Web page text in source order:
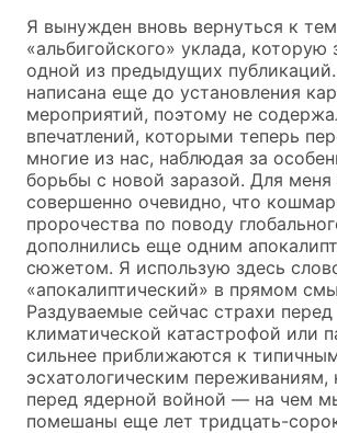
Я вынужден вновь вернуться к
«альбигойского» уклада, которую
одной из предыдущих
написана еще до установления
мероприятий, поэтому не
впечатлений, которыми теперь
многие из нас, наблюдая за
борьбы с новой заразой. Для меня
совершенно очевидно, что
пророчества по поводу
дополнились еще одним
сюжетом. Я использую здесь
«апокалиптический» в прямом
Раздуваемые сейчас страхи перед
климатической катастрофой или
сильнее приближаются к
эсхатологическим переживаниям,
перед ядерной войной — на чем
помешаны еще лет тридцать-